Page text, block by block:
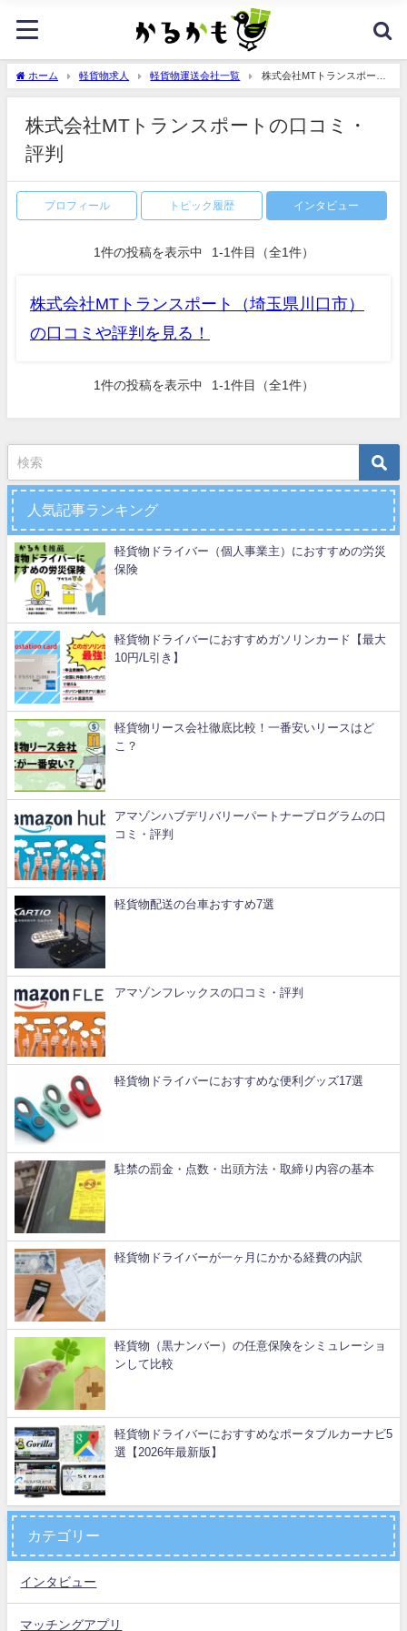
ホーム 軽貨物求人 軽貨物運送会社一覧
株式会社MTトランスポート
の口コミ・評判
株式会社MTトランスポートの口コミ・
評判
プロフィール トピック履歴 インタビュー
1 件の投稿を表示中 1-1件目 （全1件）
株式会社MTトランスポート（埼玉県川口市）
の口コミや評判を見る！
1 件の投稿を表示中 1-1件目 （全1件）
人気記事ランキング
軽貨物ドライバー（個人事業主）におすすめの労災
保険
軽貨物ドライバーにおすすめガソリンカード【最大
10円/L引き】
軽貨物リース会社徹底比較！一番安いリースはど
こ？
アマゾンハブデリバリーパートナープログラムの口
コミ・評判
軽貨物配送の台車おすすめ7選
アマゾンフレックスの口コミ・評判
軽貨物ドライバーにおすすめな便利グッズ17選
駐禁の罰金・点数・出頭方法・取締り内容の基本
軽貨物ドライバーが一ヶ月にかかる経費の内訳
軽貨物（黒ナンバー）の任意保険をシミュレーショ
ンして比較
軽貨物ドライバーにおすすめなポータブルカーナビ5
選【2026年最新版】
カテゴリー
インタビュー
マッチングアプリ